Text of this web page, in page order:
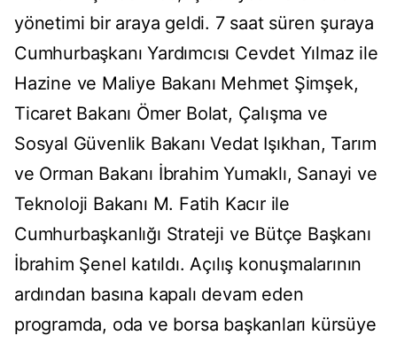
yönetimi bir araya geldi. 7 saat süren şuraya
Cumhurbaşkanı Yardımcısı Cevdet Yılmaz ile
Hazine ve Maliye Bakanı Mehmet Şimşek,
Ticaret Bakanı Ömer Bolat, Çalışma ve
Sosyal Güvenlik Bakanı Vedat Işıkhan, Tarım
ve Orman Bakanı İbrahim Yumaklı, Sanayi ve
Teknoloji Bakanı M. Fatih Kacır ile
Cumhurbaşkanlığı Strateji ve Bütçe Başkanı
İbrahim Şenel katıldı. Açılış konuşmalarının
ardından basına kapalı devam eden
programda, oda ve borsa başkanları kürsüye